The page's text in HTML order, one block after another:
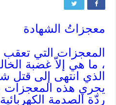
معجزاتُ الشهادة
المعجزات التي تعقب
، ما هي إلاّ غضبة
الذي انتهى إلى قتل
يجري هذه
ردّة الصدمة